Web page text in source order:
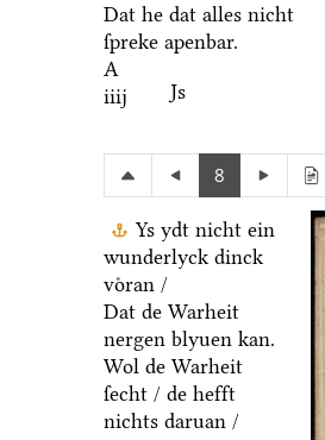
Dat he dat alles nicht
ſpreke apenbar.
A
iiij
Js
8
Ys ydt nicht ein
wunderlyck dinck
voͤran /
Dat de Warheit
nergen blyuen kan.
Wol de Warheit
ſecht / de hefft
nichts daruan /